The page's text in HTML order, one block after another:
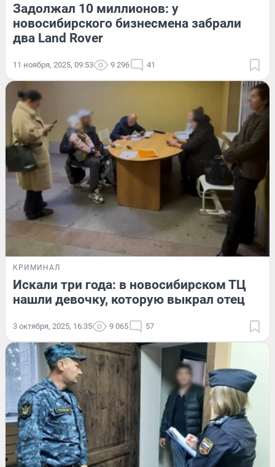
Задолжал 10 миллионов: у
новосибирского бизнесмена забрали
два Land Rover
11 ноября, 2025, 09:53 9 296 41
КРИМИНАЛ
Искали три года: в новосибирском ТЦ
нашли девочку, которую выкрал отец
3 октября, 2025, 16:35 9 065 57